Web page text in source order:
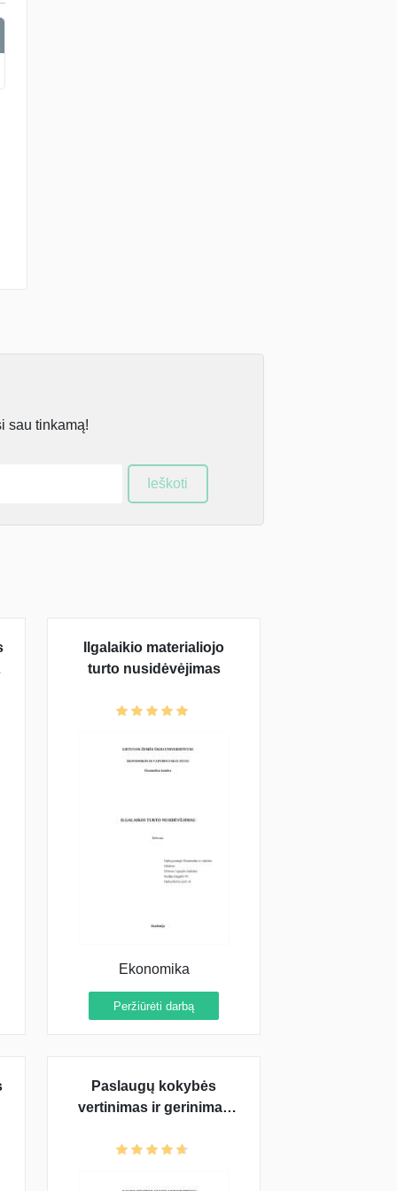
sau tinkamą!
Ieškoti
Ilgalaikio materialiojo
turto nusidėvėjimas
Ekonomika
Peržiūrėti darbą
Paslaugų kokybės
vertinimas ir gerinimas